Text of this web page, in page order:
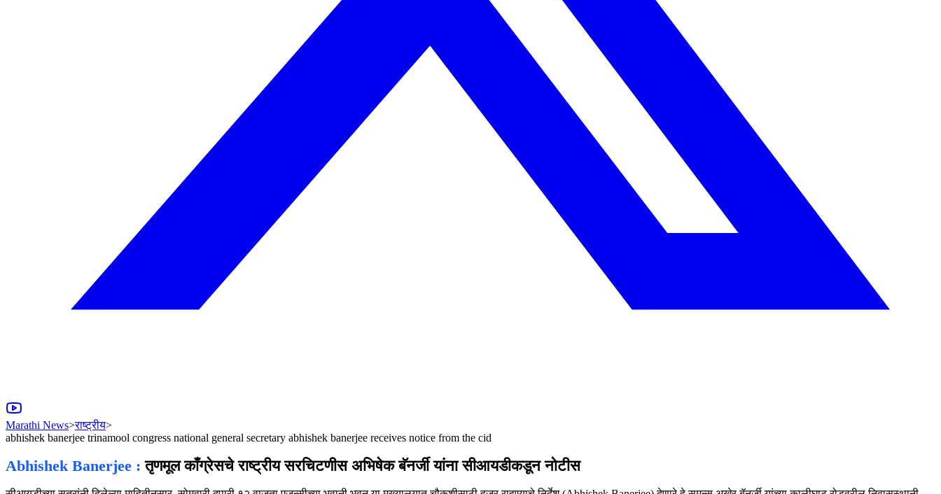
Marathi News>राष्ट्रीय>
abhishek banerjee trinamool congress national general secretary abhishek banerjee receives notice from the cid
Abhishek Banerjee : तृणमूल काँग्रेसचे राष्ट्रीय सरचिटणीस अभिषेक बॅनर्जी यांना सीआयडीकडून नोटीस